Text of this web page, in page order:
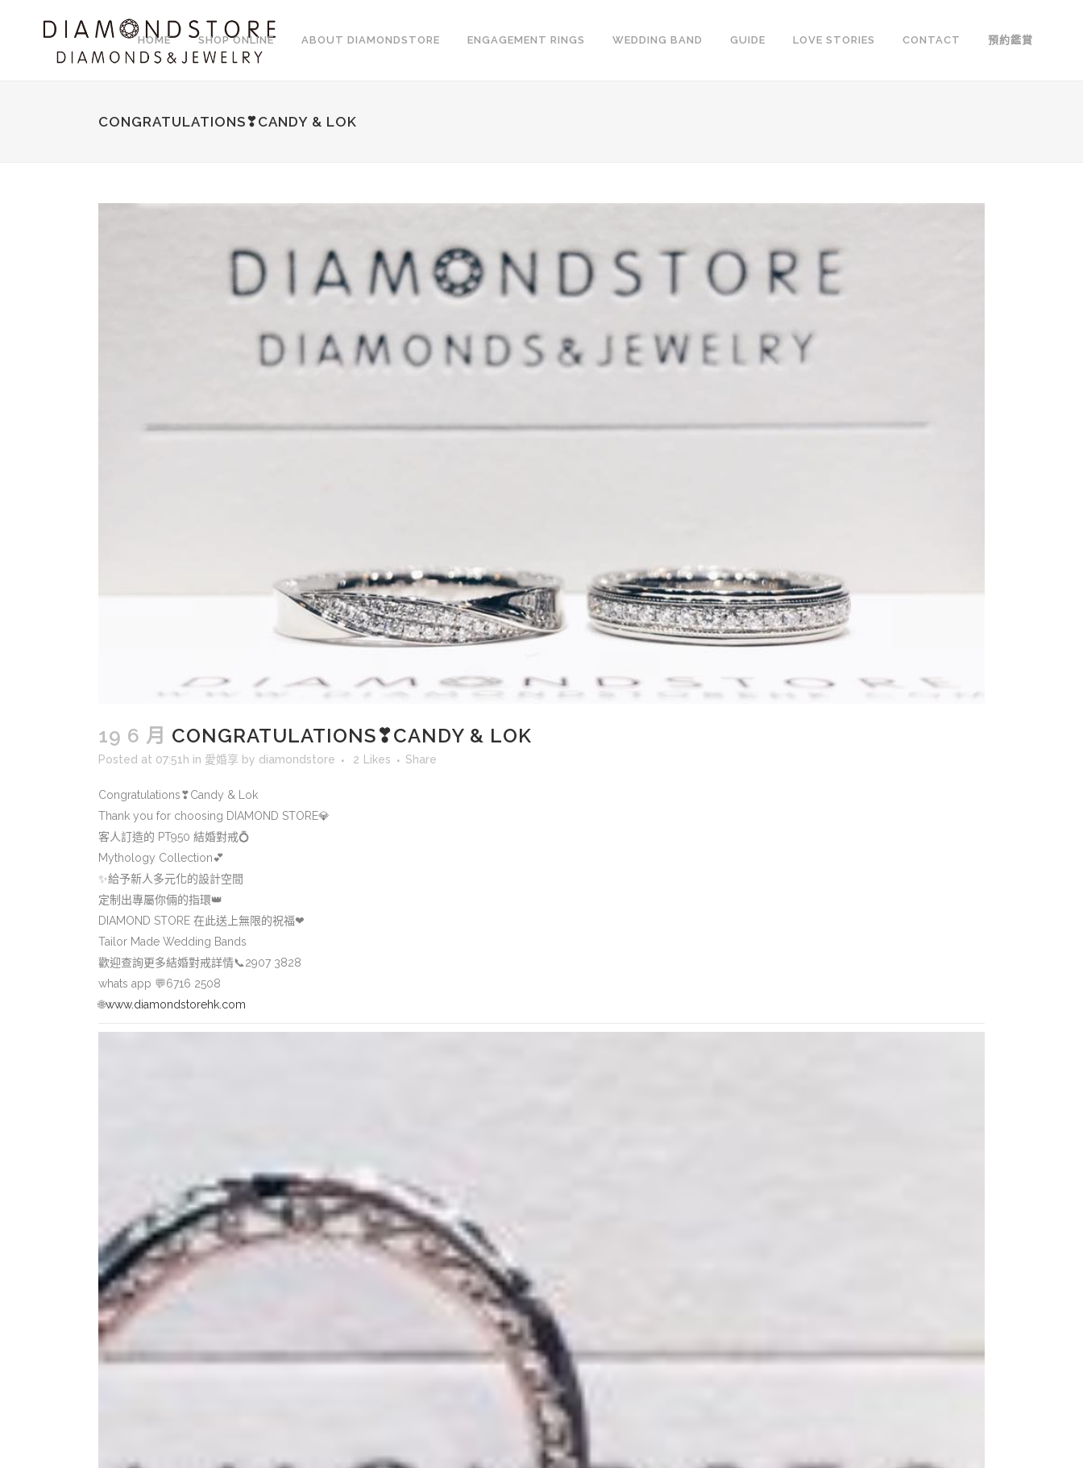
HOME SHOP ONLINE ABOUT DIAMONDSTORE ENGAGEMENT RINGS WEDDING BAND GUIDE LOVE STORIES CONTACT 預約鑑賞
CONGRATULATIONS❣CANDY & LOK
19 6 月 CONGRATULATIONS❣CANDY & LOK
Posted at 07:51h in 愛婚享 by diamondstore 2 Likes Share
Congratulations❣Candy & Lok
Thank you for choosing DIAMOND STORE💎
客人訂造的 PT950 結婚對戒💍
Mythology Collection💕
✨給予新人多元化的設計空間
定制出專屬你倆的指環👑
DIAMOND STORE 在此送上無限的祝福❤
Tailor Made Wedding Bands
歡迎查詢更多結婚對戒詳情📞2907 3828
whats app 💬6716 2508
🌐www.diamondstorehk.com